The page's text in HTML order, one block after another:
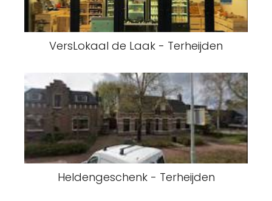
VersLokaal de Laak - Terheijden
Heldengeschenk - Terheijden